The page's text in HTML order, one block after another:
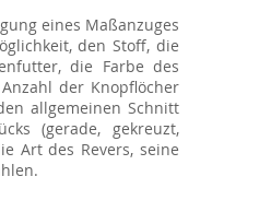
eines Maßanzuges
den Stoff, die
die Farbe des
der Knopflöcher
allgemeinen Schnitt
(gerade, gekreuzt,
Art des Revers, seine